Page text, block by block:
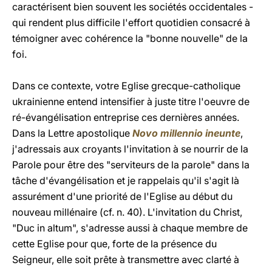
caractérisent bien souvent les sociétés occidentales -
qui rendent plus difficile l'effort quotidien consacré à
témoigner avec cohérence la "bonne nouvelle" de la
foi.
Dans ce contexte, votre Eglise grecque-catholique
ukrainienne entend intensifier à juste titre l'oeuvre de
ré-évangélisation entreprise ces dernières années.
Dans la Lettre apostolique Novo millennio ineunte,
j'adressais aux croyants l'invitation à se nourrir de la
Parole pour être des "serviteurs de la parole" dans la
tâche d'évangélisation et je rappelais qu'il s'agit là
assurément d'une priorité de l'Eglise au début du
nouveau millénaire (cf. n. 40). L'invitation du Christ,
"Duc in altum", s'adresse aussi à chaque membre de
cette Eglise pour que, forte de la présence du
Seigneur, elle soit prête à transmettre avec clarté à